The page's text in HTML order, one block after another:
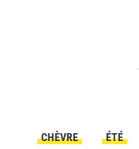
CHÈVRE ÉTÉ